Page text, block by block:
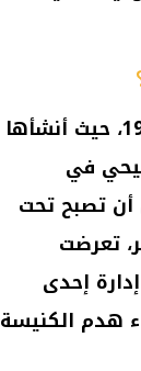
تعود أصول كنيسة السيدة العذراء بقرية المريس إلى عام 1936، حيث أنشأها
في
أن تصبح تحت
وفي يوم الأربعاء 13 نوفمبر، تعرضت
إحدى
هدم الكنيسة